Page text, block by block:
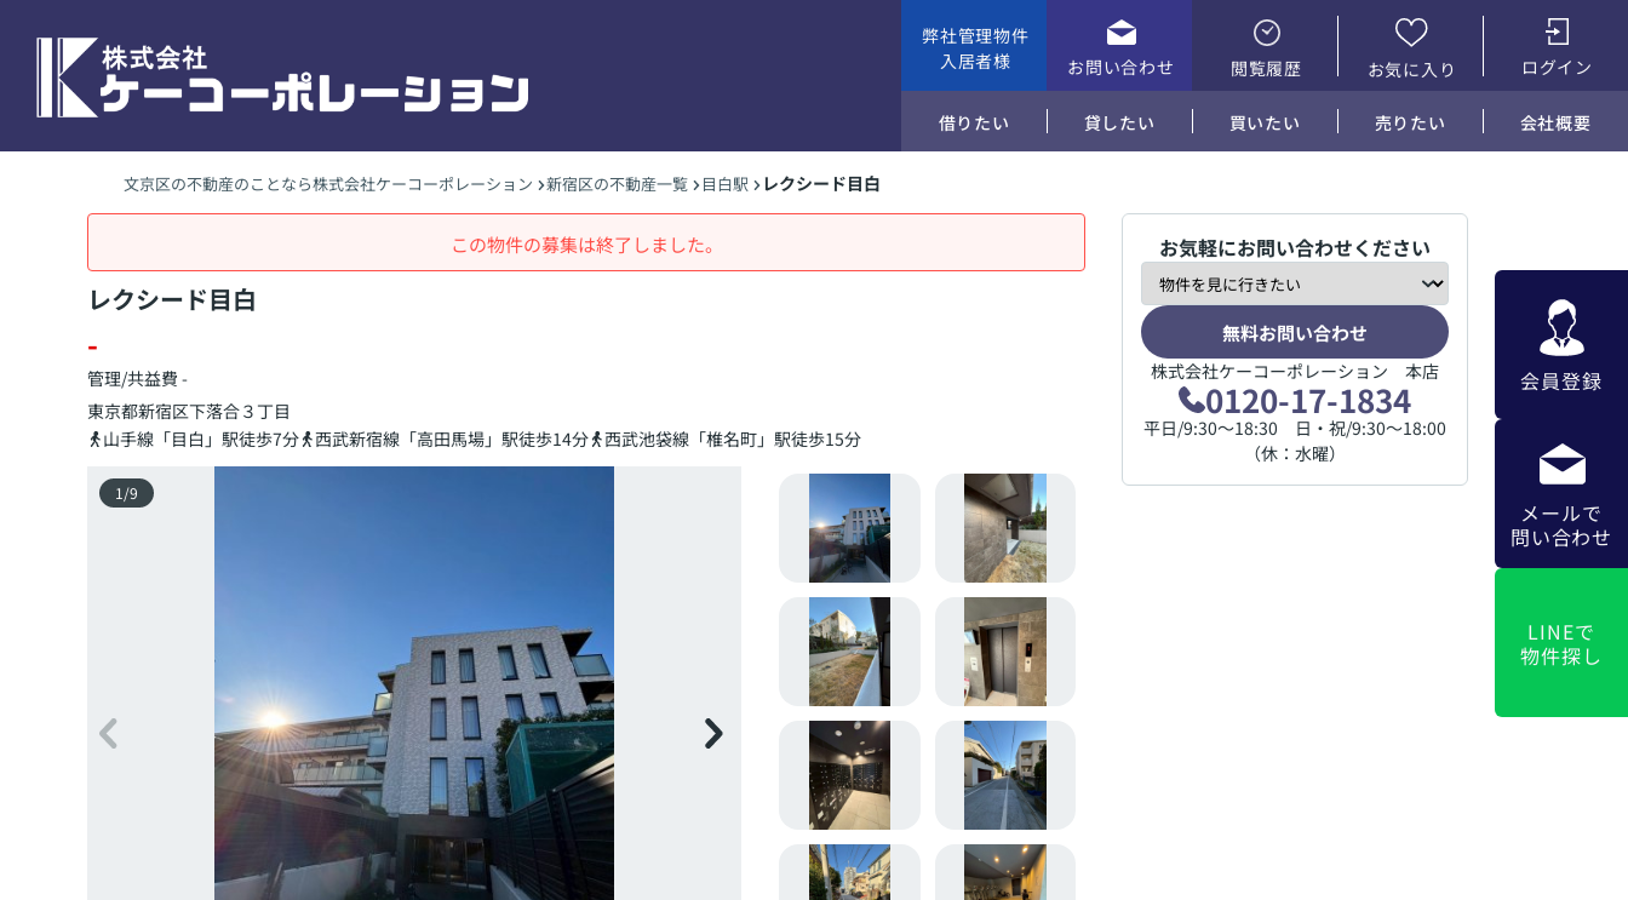
弊社管理物件
入居者様
お問い合わせ 閲覧履歴 お気に入り ログイン
借りたい 貸したい 買いたい 売りたい 会社概要
会員登録
メールで
問い合わせ
LINEで
物件探し
文京区の不動産のことなら株式会社ケーコーポレーション 新宿区の不動産一覧 目白駅 レクシード目白
この物件の募集は終了しました。
レクシード目白
-
管理/共益費 -
東京都新宿区下落合３丁目
山手線「目白」駅徒歩7分
西武新宿線「高田馬場」駅徒歩14分 西武池袋線「椎名町」駅徒歩15分
1 /9
お気軽にお問い合わせください
無料お問い合わせ
株式会社ケーコーポレーション 本店
0120-17-1834
平日/9:30～18:30 日・祝/9:30～18:00
（休：水曜）